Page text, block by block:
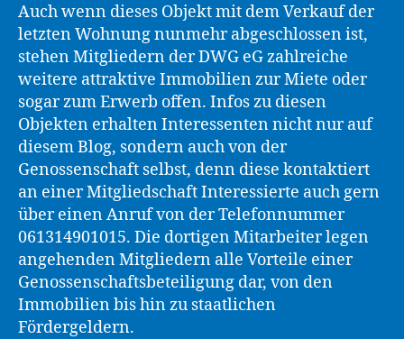
Auch wenn dieses Objekt mit dem Verkauf der
letzten Wohnung nunmehr abgeschlossen ist,
stehen Mitgliedern der DWG eG zahlreiche
weitere attraktive Immobilien zur Miete oder
sogar zum Erwerb offen. Infos zu diesen
Objekten erhalten Interessenten nicht nur auf
diesem Blog, sondern auch von der
Genossenschaft selbst, denn diese kontaktiert
an einer Mitgliedschaft Interessierte auch gern
über einen Anruf von der Telefonnummer
061314901015. Die dortigen Mitarbeiter legen
angehenden Mitgliedern alle Vorteile einer
Genossenschaftsbeteiligung dar, von den
Immobilien bis hin zu staatlichen
Fördergeldern.